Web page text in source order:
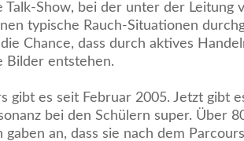
Talk-Show, bei der unter der Leitung
typische Rauch-Situationen
Chance, dass durch aktives
Bilder entstehen.
gibt es seit Februar 2005. Jetzt gibt
bei den Schülern super. Über
gaben an, dass sie nach dem